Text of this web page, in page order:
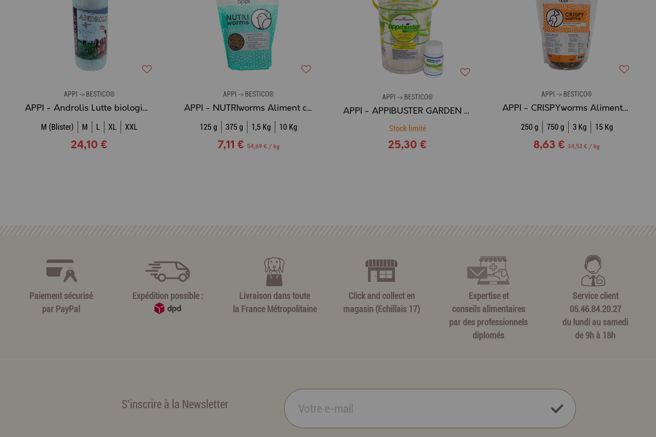
APPI -> BESTICO®
APPI - Androlis Lutte biologique contre les poux rouges
M (Blister) M L XL XXL
24,10 €
APPI -> BESTICO®
APPI - NUTRIworms Aliment complémentaire pour oiseaux de jardin et hérissons
125 g 375 g 1,5 Kg 10 Kg
7,11 € 54,69 € / kg
APPI -> BESTICO®
APPI - APPIBUSTER GARDEN Piège à mouches sélectif
Stock limité
25,30 €
APPI -> BESTICO®
APPI - CRISPYworms Aliment complémentaire pour oiseaux à base de larves séchées
250 g 750 g 3 Kg 15 Kg
8,63 € 34,52 € / kg
Paiement sécurisé
par PayPal
Expédition possible :
Livraison dans toute
la France Métropolitaine
Click and collect en
magasin (Echillais 17)
Expertise et
conseils alimentaires
par des professionnels
diplomés
Service client
05.46.84.20.27
du lundi au samedi
de 9h à 18h
S'inscrire à la Newsletter